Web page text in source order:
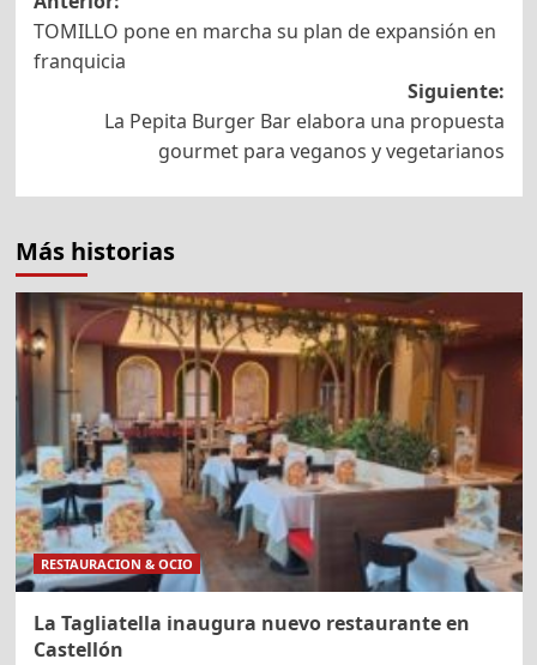
de
entradas
TOMILLO pone en marcha su plan de expansión en
franquicia
Siguiente:
La Pepita Burger Bar elabora una propuesta
gourmet para veganos y vegetarianos
Más historias
RESTAURACION & OCIO
La Tagliatella inaugura nuevo restaurante en
Castellón